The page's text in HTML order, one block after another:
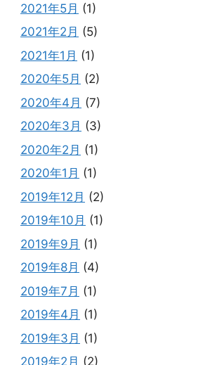
2021年5月 (1)
2021年2月 (5)
2021年1月 (1)
2020年5月 (2)
2020年4月 (7)
2020年3月 (3)
2020年2月 (1)
2020年1月 (1)
2019年12月 (2)
2019年10月 (1)
2019年9月 (1)
2019年8月 (4)
2019年7月 (1)
2019年4月 (1)
2019年3月 (1)
2019年2月 (2)